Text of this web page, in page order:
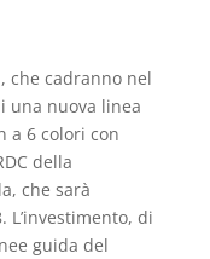
che cadranno nel
una nuova linea
a 6 colori con
della
che sarà
L’investimento, di
guida del